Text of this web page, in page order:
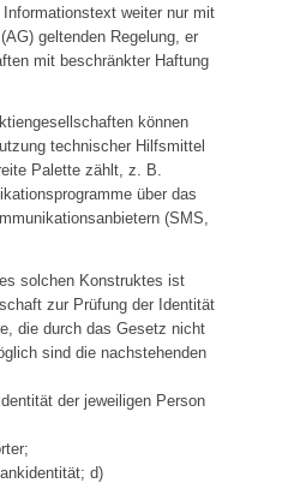
weiter nur mit
geltenden Regelung, er
mit beschränkter Haftung
können
technischer Hilfsmittel
Palette zählt, z. B.
über das
(SMS,
solchen Konstruktes ist
zur Prüfung der Identität
die durch das Gesetz nicht
sind die nachstehenden
der jeweiligen Person
d)